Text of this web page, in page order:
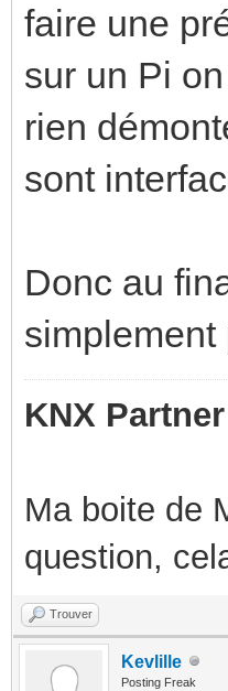
faire une
sur un Pi
rien
sont
Donc au
simplement
KNX
Ma boite de
question,
Trouver
Kevlille
Posting Freak